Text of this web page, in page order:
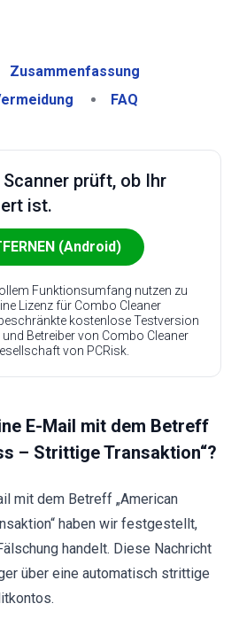
Zusammenfassung
FAQ
prüft, ob Ihr
ist.
(Android)
Funktionsumfang nutzen zu
Lizenz für Combo Cleaner
kostenlose Testversion
Betreiber von Combo Cleaner
von PCRisk.
E-Mail mit dem Betreff
– Strittige Transaktion“?
mit dem Betreff „American
haben wir festgestellt,
handelt. Diese Nachricht
über eine automatisch strittige